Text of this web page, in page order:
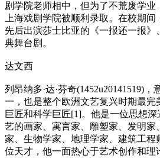
剧学院老师相中，但为了不荒废学
上海戏剧学院被顺利录取。在校期
先后出演莎士比亚的《一报还一报
典舞台剧。
达文西
列昂纳多·达·芬奇(1452u20141519)
一，也是整个欧洲文艺复兴时期最完
巨匠和科学巨匠[1]。他是一位思想
艺的画家、寓言家、雕塑家、发明家
家、生物学家、地理学家、建筑工程
位天才，他一面热心于艺术创作和理